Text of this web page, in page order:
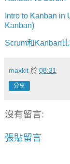
Intro to Kanban in
Kanban)
Scrum和Kanban
maxkit 於 08:31
分享
沒有留言:
張貼留言